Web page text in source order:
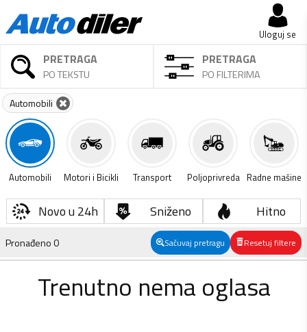
Uloguj se
PRETRAGA
PO TEKSTU
PRETRAGA
PO FILTERIMA
Automobili
Automobili Motori i Bicikli Transport Poljoprivreda Radne mašine
Novo u 24h Sniženo Hitno
Pronađeno0 Sačuvaj pretragu Resetuj filtere
Trenutno nema oglasa